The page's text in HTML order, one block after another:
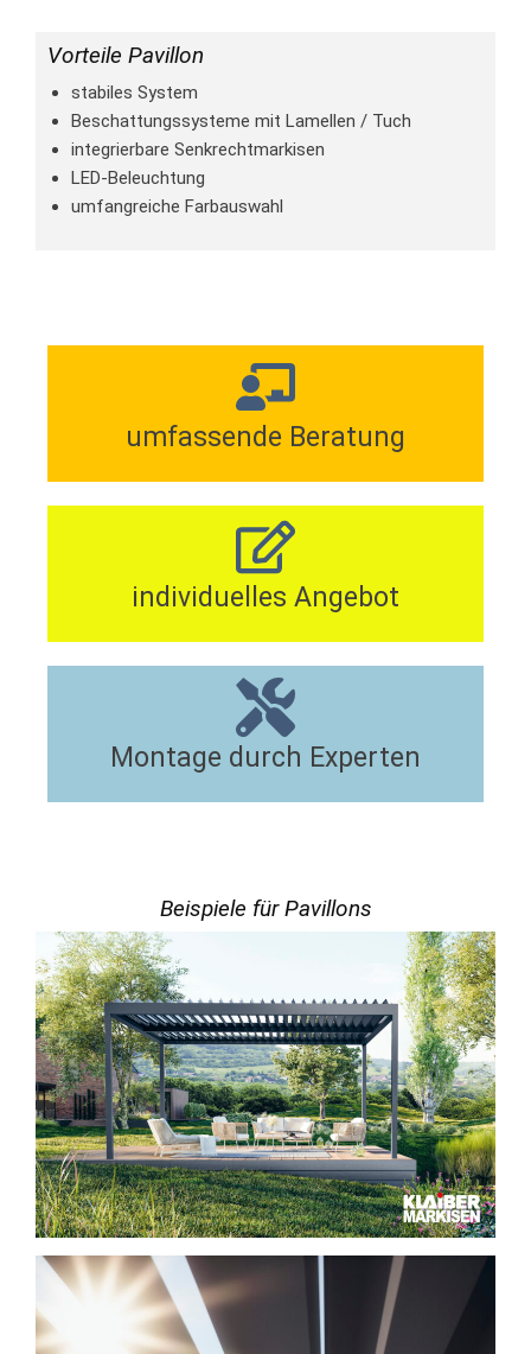
Vorteile Pavillon
stabiles System
Beschattungssysteme mit Lamellen / Tuch
integrierbare Senkrechtmarkisen
LED-Beleuchtung
umfangreiche Farbauswahl
umfassende Beratung
individuelles Angebot
Montage durch Experten
Beispiele für Pavillons